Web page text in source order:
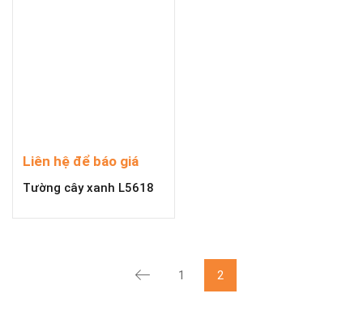
Liên hệ để báo giá
Tường cây xanh L5618
1 2